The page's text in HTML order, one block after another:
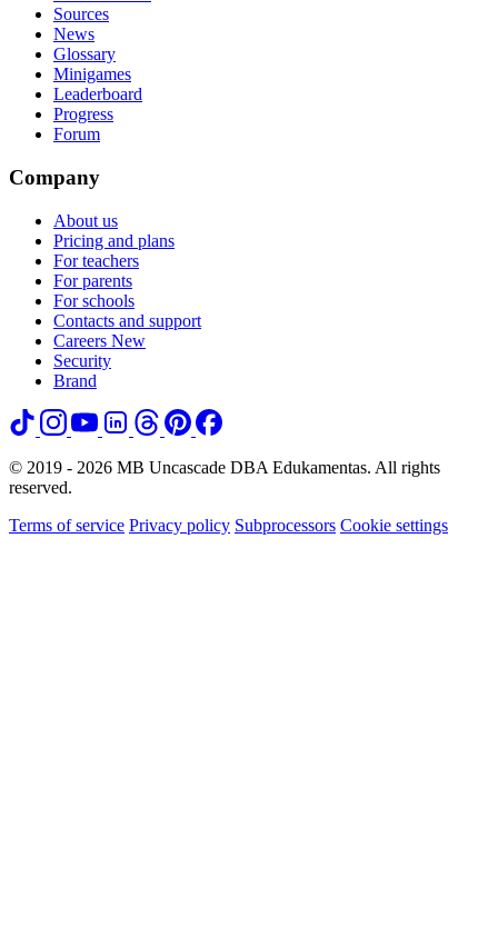
Sources
News
Glossary
Minigames
Leaderboard
Progress
Forum
Company
About us
Pricing and plans
For teachers
For parents
For schools
Contacts and support
Careers New
Security
Brand
© 2019 - 2026 MB Uncascade DBA Edukamentas. All rights
reserved.
Terms of service Privacy policy Subprocessors Cookie settings